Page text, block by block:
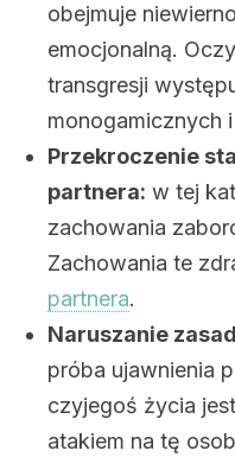
obejmuje
emocjonalną.
transgresji
monogamicznych
Przekroczenie
partnera: w tej
zachowania
Zachowania te
partnera.
Naruszanie
próba ujawnienia
czyjegoś życia
atakiem na tę